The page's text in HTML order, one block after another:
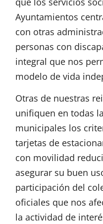
Ayuntamientos
con otras
personas con
integral que nos
modelo de vida
Otras de nuestras
unifiquen en todas
municipales los
tarjetas de
con movilidad
asegurar su buen
participación del
oficiales que nos
la actividad de